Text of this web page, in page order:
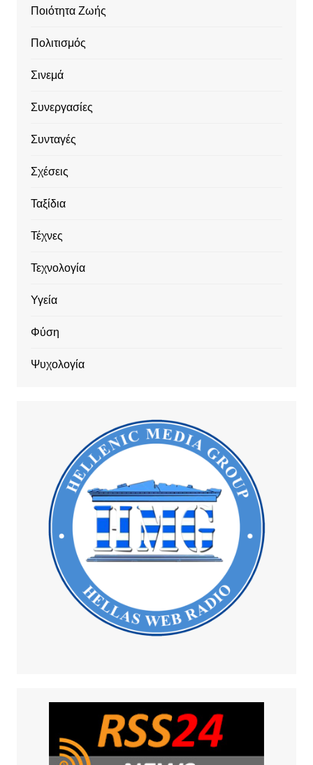
Ποιότητα Ζωής
Πολιτισμός
Σινεμά
Συνεργασίες
Συνταγές
Σχέσεις
Ταξίδια
Τέχνες
Τεχνολογία
Υγεία
Φύση
Ψυχολογία